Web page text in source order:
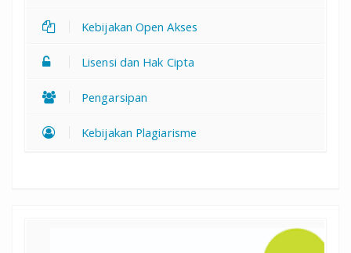
Kebijakan Open Akses
Lisensi dan Hak Cipta
Pengarsipan
Kebijakan Plagiarisme